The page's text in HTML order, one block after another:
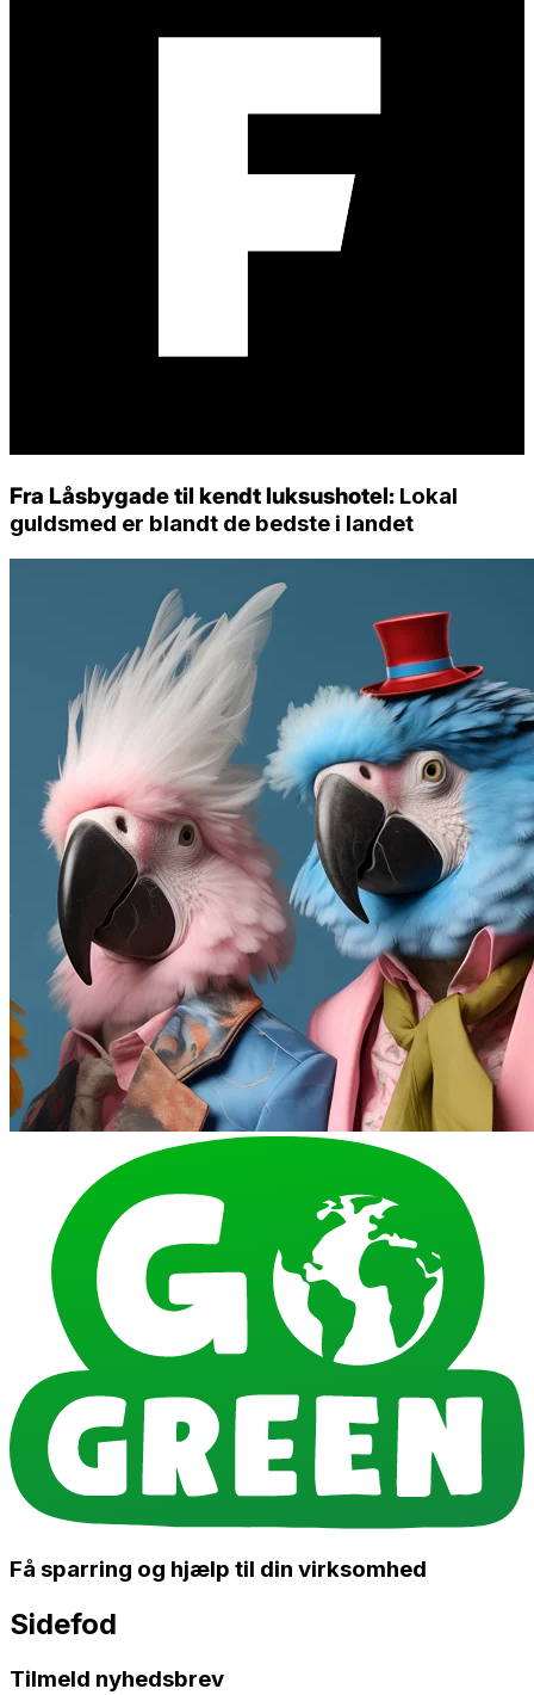
Fra Låsbygade til kendt luksushotel: Lokal
guldsmed er blandt de bedste i landet
Få sparring og hjælp til din virksomhed
Sidefod
Tilmeld nyhedsbrev